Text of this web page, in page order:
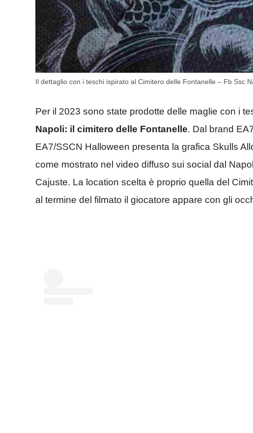
Il dettaglio con i teschi ispirato al Cimitero delle Fontanelle – Fb Ssc
Per il 2023 sono state prodotte delle maglie con i
Napoli: il cimitero delle Fontanelle. Dal brand
EA7/SSCN Halloween presenta la grafica Skulls
come mostrato nel video diffuso sui social dal
Cajuste. La location scelta è proprio quella del
al termine del filmato il giocatore appare con gli